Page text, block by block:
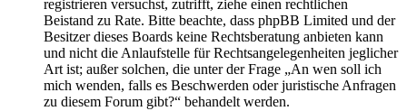
registrieren versuchst, zutrifft, ziehe einen rechtlichen
Beistand zu Rate. Bitte beachte, dass phpBB Limited und der
Besitzer dieses Boards keine Rechtsberatung anbieten kann
und nicht die Anlaufstelle für Rechtsangelegenheiten jeglicher
Art ist; außer solchen, die unter der Frage „An wen soll ich
mich wenden, falls es Beschwerden oder juristische Anfragen
zu diesem Forum gibt?“ behandelt werden.